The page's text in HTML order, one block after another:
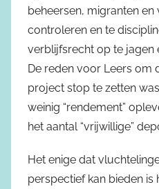
beheersen, migranten
controleren en te
verblijfsrecht op te jagen
De reden voor Leers om
project stop te zetten
weinig “rendement”
het aantal “vrijwillige”
Het enige dat
perspectief kan bieden is